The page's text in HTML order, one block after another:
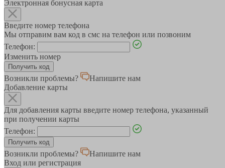
Электронная бонусная карта
Введите номер телефона
Мы отправим вам код в смс на телефон или позвоним
Телефон:
Изменить номер
Возникли проблемы?
Напишите нам
Добавление карты
Для добавления карты введите номер телефона, указанный
при получении карты
Телефон:
Возникли проблемы?
Напишите нам
Вход или регистрация